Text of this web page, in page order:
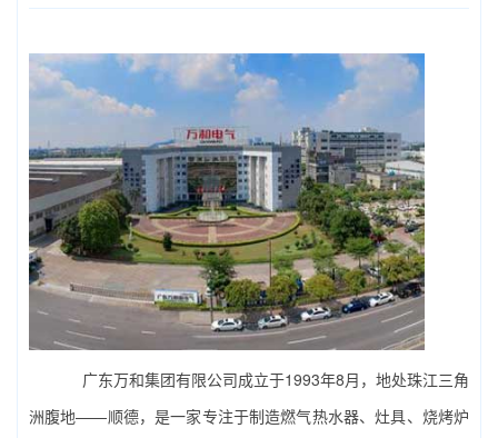
广东万和集团有限公司成立于1993年8月，地处珠江三角
洲腹地——顺德，是一家专注于制造燃气热水器、灶具、烧烤炉